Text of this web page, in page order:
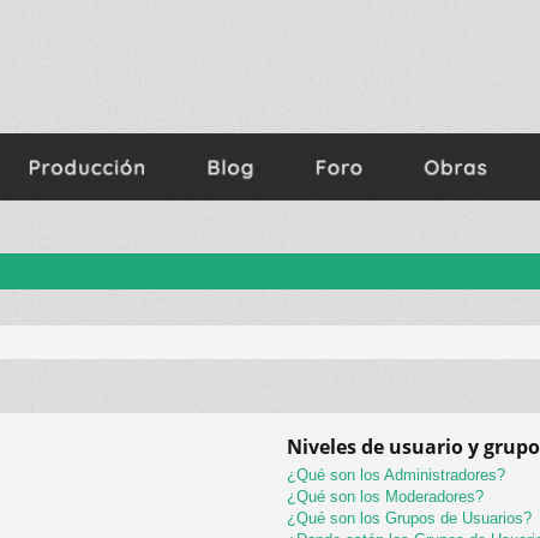
Niveles de usuario y
¿Qué son los Administradores?
¿Qué son los Moderadores?
¿Qué son los Grupos de Usuarios?